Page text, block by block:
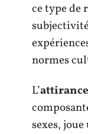
ce type de
normes
L’
sexes,